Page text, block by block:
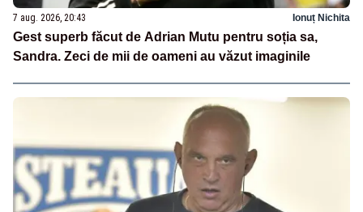
7 aug. 2026, 20:43 Ionuț Nichita
Gest superb făcut de Adrian Mutu pentru soția sa,
Sandra. Zeci de mii de oameni au văzut imaginile